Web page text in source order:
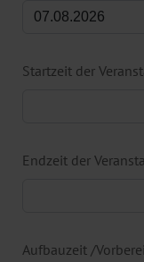
Startzeit der
Endzeit der
Aufbauzeit /